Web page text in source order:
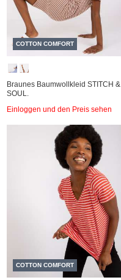
COTTON COMFORT
Braunes Baumwollkleid STITCH &
SOUL.
Einloggen und den Preis sehen
COTTON COMFORT